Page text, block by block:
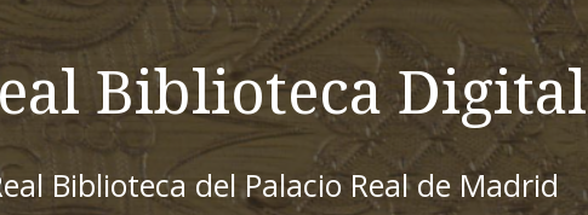
Biblioteca Digital
Biblioteca del Palacio Real de Madrid